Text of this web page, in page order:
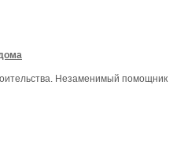
Незаменимый помощник